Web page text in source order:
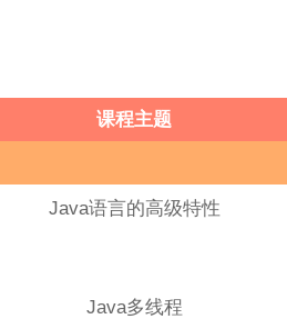
课程主题
Java语言的高级特性
Java多线程